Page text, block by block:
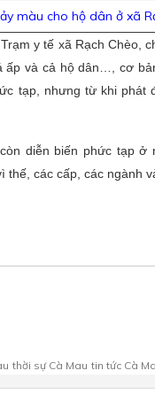
màu cho hộ dân ở xã
y tế xã Rạch Chèo,
và cả hộ dân…, cơ
tạp, nhưng từ khi
diễn biến phức tạp
thế, các cấp, các ngành
thời sự Cà Mau tin tức Cà